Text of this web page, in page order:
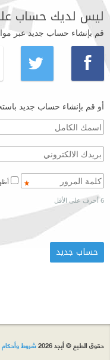
ليس لديك حساب
قم بإنشاء حساب جديد عبر
أو قم بإنشاء حساب جديد
6 أحرف على الأقل
حقوق الطبع © أبجد 2026 شروط وأحكام